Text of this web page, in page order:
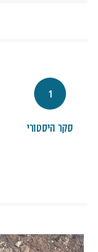
1
סקר היסטורי